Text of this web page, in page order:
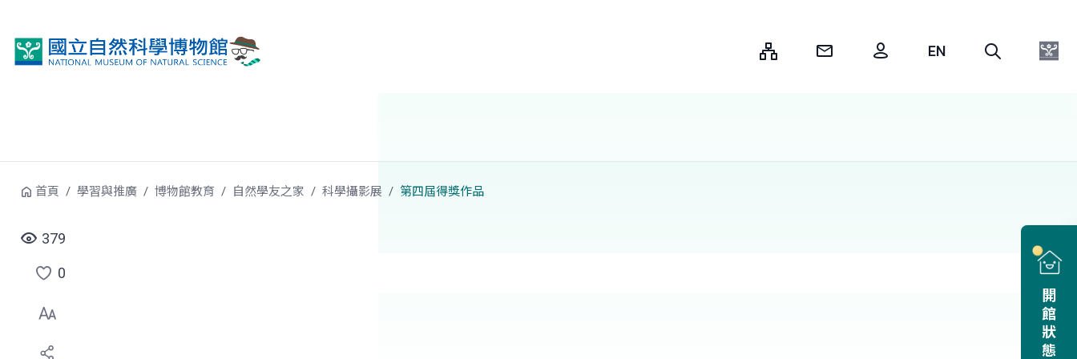
開館狀態
首頁 學習與推廣 博物館教育 自然學友之家 科學攝影展 第四屆得獎作品
379
點
選
喜
0